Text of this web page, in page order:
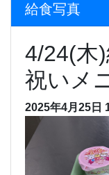
給食写真
4/24(木
祝いメ
2025年4月25日